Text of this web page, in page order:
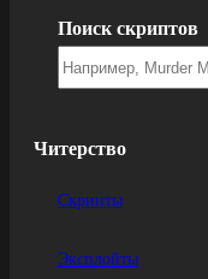
Поиск скриптов
Читерство
Скрипты
Эксплойты